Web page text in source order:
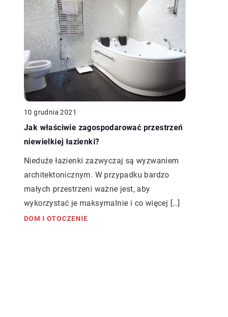
10 grudnia 2021
Jak właściwie zagospodarować przestrzeń
niewielkiej łazienki?
Nieduże łazienki zazwyczaj są wyzwaniem
architektonicznym. W przypadku bardzo
małych przestrzeni ważne jest, aby
wykorzystać je maksymalnie i co więcej […]
DOM I OTOCZENIE